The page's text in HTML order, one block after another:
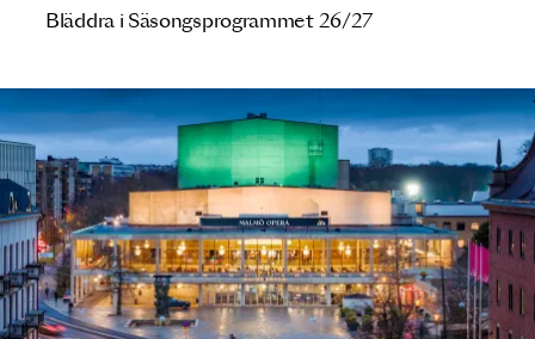
Bläddra i Säsongsprogrammet 26/27